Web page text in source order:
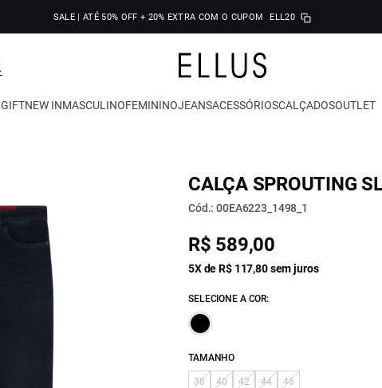
SALE | ATÉ 50% OFF + 20% EXTRA COM O CUPOM ELL20
GIFTNEW INMASCULINOFEMININOJEANSACESSÓRIOSCALÇADOSOUTLET
CALÇA SPROUTING
Cód.: 00EA6223_1498_1
R$ 589,00
5X de R$ 117,80 sem juros
SELECIONE A COR:
TAMANHO
38 40 42 44 46